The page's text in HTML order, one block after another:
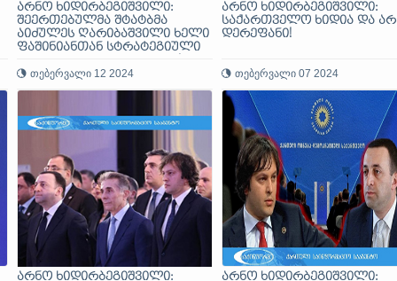
არნო ხიდირბეგიშვილი:
შეერთებულმა შტატბმა
აიძულეს ღარიბაშვილი ხელი
ფაშინიანთან სტრატეგიული
თებერვალი 12 2024
არნო ხიდირბეგიშვილი:
საქართველო ხიდია და
დერეფანი!
თებერვალი 07 2024
არნო ხიდირბეგიშვილი:
არნო ხიდირბეგიშვილი: